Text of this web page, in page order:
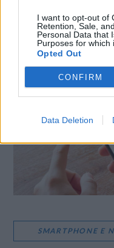
I want to opt-out of
Retention, Sale,
Personal Data that
Purposes for which
Opted Out
CONFIRM
Data Deletion
LE
SMARTPHONE E